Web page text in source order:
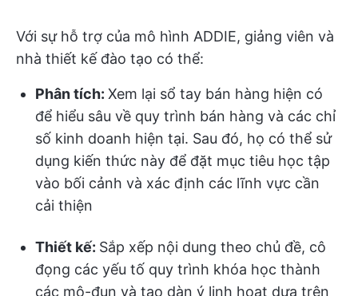
Với sự hỗ trợ của mô hình ADDIE, giảng viên và
nhà thiết kế đào tạo có thể:
Phân tích: Xem lại sổ tay bán hàng hiện có
để hiểu sâu về quy trình bán hàng và các chỉ
số kinh doanh hiện tại. Sau đó, họ có thể sử
dụng kiến thức này để đặt mục tiêu học tập
vào bối cảnh và xác định các lĩnh vực cần
cải thiện
Thiết kế: Sắp xếp nội dung theo chủ đề, cô
đọng các yếu tố quy trình khóa học thành
các mô-đun và tạo dàn ý linh hoạt dựa trên